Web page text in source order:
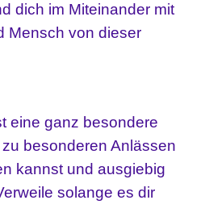
dich im Miteinander mit
Mensch von dieser
eine ganz besondere
besonderen Anlässen
kannst und ausgiebig
solange es dir